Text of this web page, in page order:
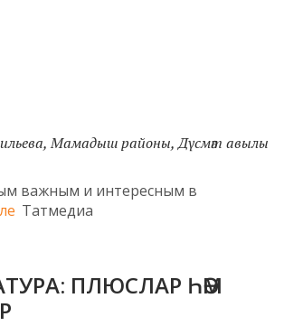
Мамадыш районы, Дүсмәт авылы
важным и интересным в
Татмедиа
ПЛЮСЛАР ҺӘМ